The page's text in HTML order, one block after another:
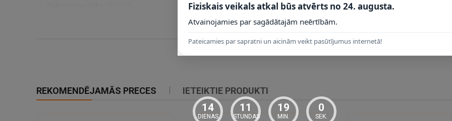
RĀDĪT VAIRĀK
REKOMENDĒJAMĀS PRECES IETEIKTIE PRODUKTI
Fiziskais veikals atkal būs atvērts no 24. augusta.
Atvainojamies par sagādātajām neērtībām.
Pateicamies par sapratni un aicinām veikt pasūtījumus internetā!
14
DIENAS
11
STUNDAS
18
MIN.
59
SEK.